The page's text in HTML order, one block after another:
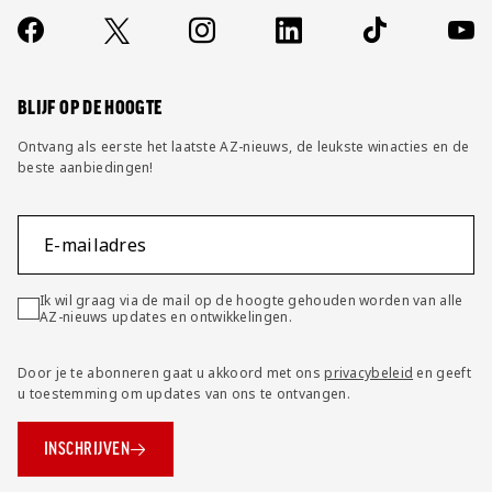
Contact
FAQ
Socials
https://www.facebook.com/AZAlkmaar
X Instagram LinkedIn TikTok
BLIJF OP DE HOOGTE
Ontvang als eerste het laatste AZ-nieuws, de leukste winacties en de
beste aanbiedingen!
E-mailadres
Ik wil graag via de mail op de hoogte gehouden worden van alle
AZ-nieuws updates en ontwikkelingen.
Door je te abonneren gaat u akkoord met onsprivacybeleid en geeft
u toestemming om updates van ons te ontvangen.
INSCHRIJVEN